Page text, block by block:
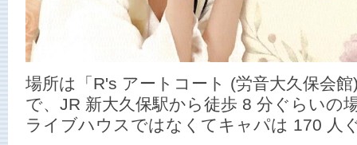
場所は「R's アートコート (労音大久保会
で、JR 新大久保駅から徒歩 8 分ぐらいの
ライブハウスではなくてキャパは 170 人